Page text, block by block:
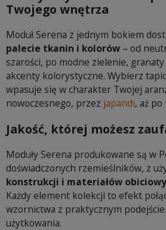
Twojego wnętrza
Moduł Serena z jednym bokiem
palecie tkanin i kolorów – od
szarości, po modne zielenie,
akcenty kolorystyczne. Wybierz
wpasuje się w charakter Twojej
nowoczesnego, przez japandi, aż
Jakość, której możesz
Moduły Serena produkowane są w
doświadczonych rzemieślników, z
konstrukcji i materiałów
Każdy element kolekcji to efekt
wzornictwa z praktycznym
użytkowania.